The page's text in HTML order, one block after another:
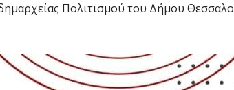
Πολιτισμού του Δήμου